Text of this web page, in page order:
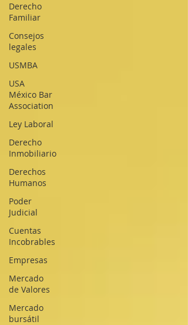
Derecho
Familiar
Consejos
legales
USMBA
USA
México Bar
Association
Ley Laboral
Derecho
Inmobiliario
Derechos
Humanos
Poder
Judicial
Cuentas
Incobrables
Empresas
Mercado
de Valores
Mercado
bursátil